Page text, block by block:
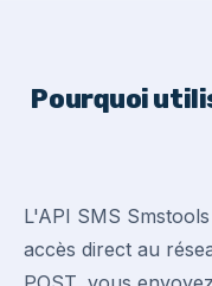
Pourquoi
L'API SMS
accès direct au